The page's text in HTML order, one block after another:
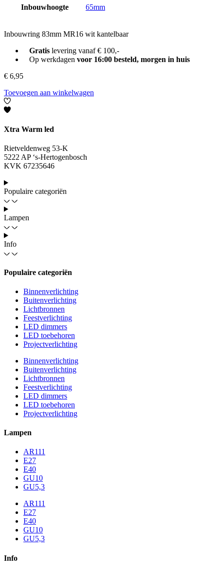
Inbouwhoogte 65mm
Inbouwring 83mm MR16 wit kantelbaar
Gratislevering vanaf € 100,-
Op werkdagen voor 16:00 besteld, morgen in huis
€ 6,95
Toevoegen aan winkelwagen
Xtra Warm led
Rietveldenweg 53-K
5222 AP ‘s-Hertogenbosch
KVK 67235646
Populaire categoriën
Lampen
Info
Populaire categoriën
Binnenverlichting
Buitenverlichting
Lichtbronnen
Feestverlichting
LED dimmers
LED toebehoren
Projectverlichting
Binnenverlichting
Buitenverlichting
Lichtbronnen
Feestverlichting
LED dimmers
LED toebehoren
Projectverlichting
Lampen
AR111
E27
E40
GU10
GU5,3
AR111
E27
E40
GU10
GU5,3
Info